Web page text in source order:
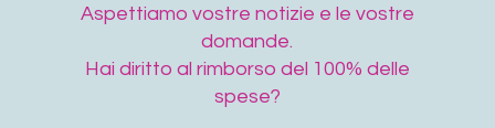
Aspettiamo vostre notizie e le vostre
domande.
Hai diritto al rimborso del 100% delle
spese?